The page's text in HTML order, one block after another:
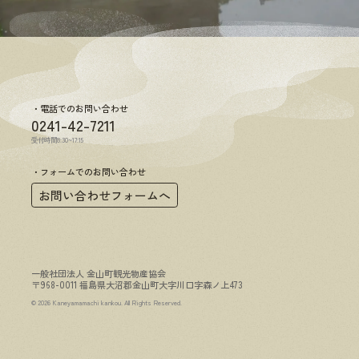
電話でのお問い合わせ
0241-42-7211
受付時間8:30~17:15
フォームでのお問い合わせ
お問い合わせフォームへ
一般社団法人 金山町観光物産協会
〒968-0011 福島県大沼郡金山町大字川口字森ノ上473
© 2026 Kaneyamamachi kankou. All Rights Reserved.